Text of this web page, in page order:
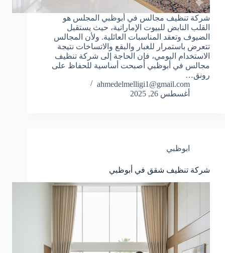
شركة تنظيف مجالس في أبوظبي المجلس هو
القلب النابض للبيوت الإماراتية، حيث يستقبل
الضيوف وتعقد المناسبات العائلية. ولأن المجالس
تتعرض باستمرار للغبار والبقع والاتساخات نتيجة
الاستخدام اليومي، فإن الحاجة إلى شركة تنظيف
مجالس في أبوظبي أصبحت أساسية للحفاظ على
رونق…
ahmedelmelligi1@gmail.com
أغسطس 26, 2025
ابوظبي
شركة تنظيف شقق في أبوظبي